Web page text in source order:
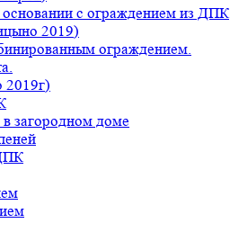
основании с ограждением из ДПК
2019)
ограждением.
2019г)
в загородном доме